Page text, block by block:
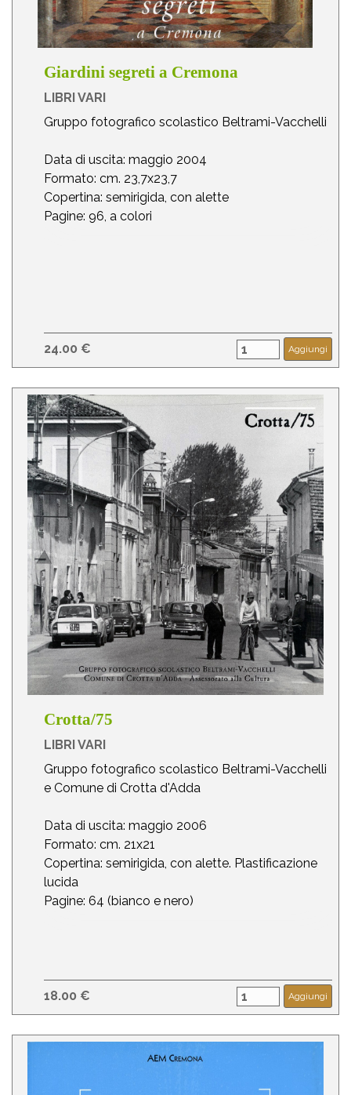
Giardini segreti a Cremona
LIBRI VARI
Gruppo fotografico scolastico Beltrami-Vacchelli
Data di uscita: maggio 2004
Formato: cm. 23,7x23,7
Copertina: semirigida, con alette
Pagine: 96, a colori
24.00 € Aggiungi
Crotta/75
LIBRI VARI
Gruppo fotografico scolastico Beltrami-Vacchelli
e Comune di Crotta d'Adda
Data di uscita: maggio 2006
Formato: cm. 21x21
Copertina: semirigida, con alette. Plastificazione
lucida
Pagine: 64 (bianco e nero)
18.00 € Aggiungi